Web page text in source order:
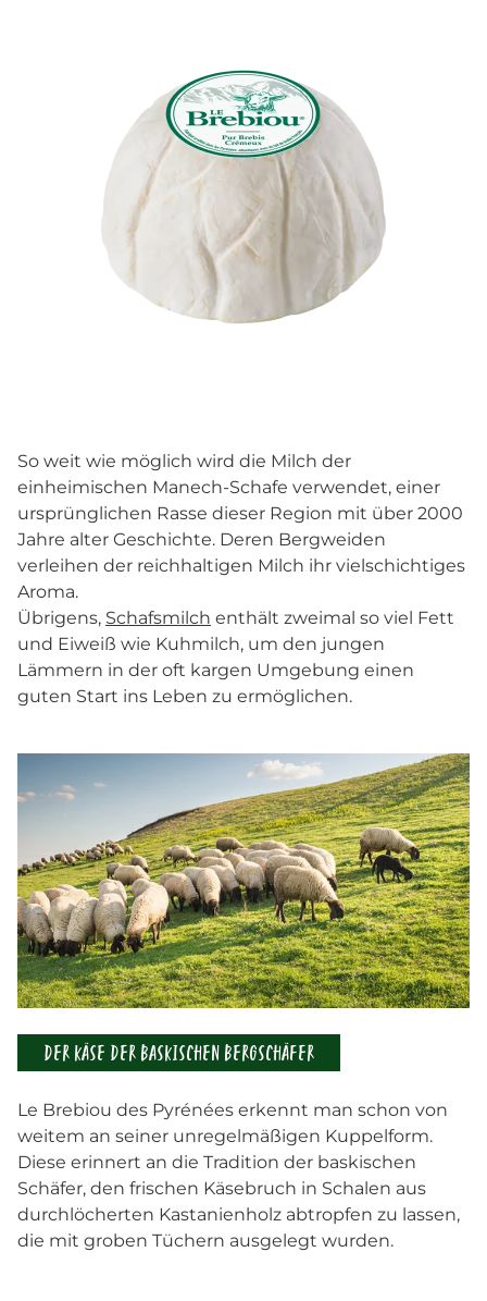
So weit wie möglich wird die Milch der
einheimischen Manech-Schafe verwendet, einer
ursprünglichen Rasse dieser Region mit über 2000
Jahre alter Geschichte. Deren Bergweiden
verleihen der reichhaltigen Milch ihr vielschichtiges
Aroma.
Übrigens, Schafsmilch enthält zweimal so viel Fett
und Eiweiß wie Kuhmilch, um den jungen
Lämmern in der oft kargen Umgebung einen
guten Start ins Leben zu ermöglichen.
DER KÄSE DER BASKISCHEN BERGSCHÄFER
Le Brebiou des Pyrénées erkennt man schon von
weitem an seiner unregelmäßigen Kuppelform.
Diese erinnert an die Tradition der baskischen
Schäfer, den frischen Käsebruch in Schalen aus
durchlöcherten Kastanienholz abtropfen zu lassen,
die mit groben Tüchern ausgelegt wurden.